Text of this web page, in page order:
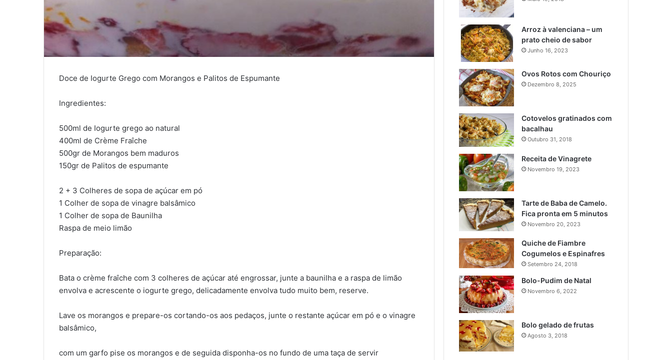
Doce de Iogurte Grego com Morangos e Palitos de Espumante
Ingredientes:
500ml de Iogurte grego ao natural
400ml de Crème Fraîche
500gr de Morangos bem maduros
150gr de Palitos de espumante
2 + 3 Colheres de sopa de açúcar em pó
1 Colher de sopa de vinagre balsâmico
1 Colher de sopa de Baunilha
Raspa de meio limão
Preparação:
Bata o crème fraîche com 3 colheres de açúcar até engrossar, junte a baunilha e a raspa de limão
envolva e acrescente o iogurte grego, delicadamente envolva tudo muito bem, reserve.
Lave os morangos e prepare-os cortando-os aos pedaços, junte o restante açúcar em pó e o vinagre
balsâmico,
com um garfo pise os morangos e de seguida disponha-os no fundo de uma taça de servir
Arroz à valenciana – um
prato cheio de sabor
Junho 16, 2023
Ovos Rotos com Chouriço
Dezembro 8, 2025
Cotovelos gratinados com
bacalhau
Outubro 31, 2018
Receita de Vinagrete
Novembro 19, 2023
Tarte de Baba de Camelo.
Fica pronta em 5 minutos
Novembro 20, 2023
Quiche de Fiambre
Cogumelos e Espinafres
Setembro 24, 2018
Bolo-Pudim de Natal
Novembro 6, 2022
Bolo gelado de frutas
Agosto 3, 2018